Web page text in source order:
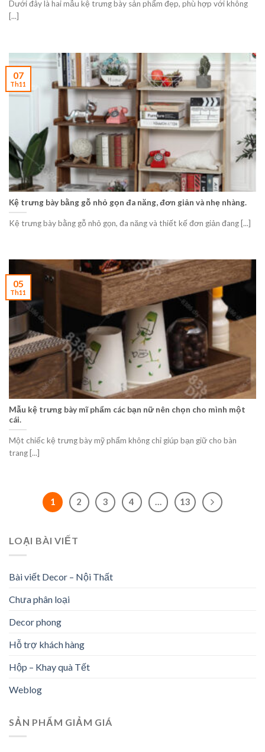
Dưới đây là hai mẫu kệ trưng bày sản phẩm đẹp, phù hợp với không
[...]
Kệ trưng bày bằng gỗ nhỏ gọn đa năng, đơn giản và nhẹ nhàng.
Kệ trưng bày bằng gỗ nhỏ gọn, đa năng và thiết kế đơn giản đang [...]
07
Th11
Mẫu kệ trưng bày mĩ phẩm các bạn nữ nên chọn cho mình một
cái.
Một chiếc kệ trưng bày mỹ phẩm không chỉ giúp bạn giữ cho bàn
trang [...]
05
Th11
1 2 3 4 … 13
LOẠI BÀI VIẾT
Bài viết Decor – Nội Thất
Chưa phân loại
Decor phong
Hỗ trợ khách hàng
Hộp – Khay quà Tết
Weblog
SẢN PHẨM GIẢM GIÁ